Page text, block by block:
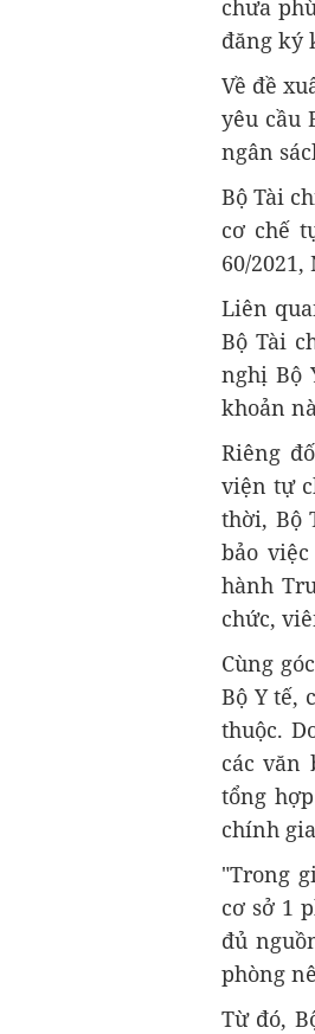
chưa
đăng ký
Về đề
yêu cầu
ngân
Bộ Tài
cơ chế
60/
Liên
Bộ Tài
nghị Bộ
khoản
Riêng
viện tự
thời, Bộ
bảo
hành
chức,
Cùng
Bộ Y tế,
thuộc.
các văn
tổng
chính
"Trong
cơ sở 1
đủ
phòng
Từ đó,